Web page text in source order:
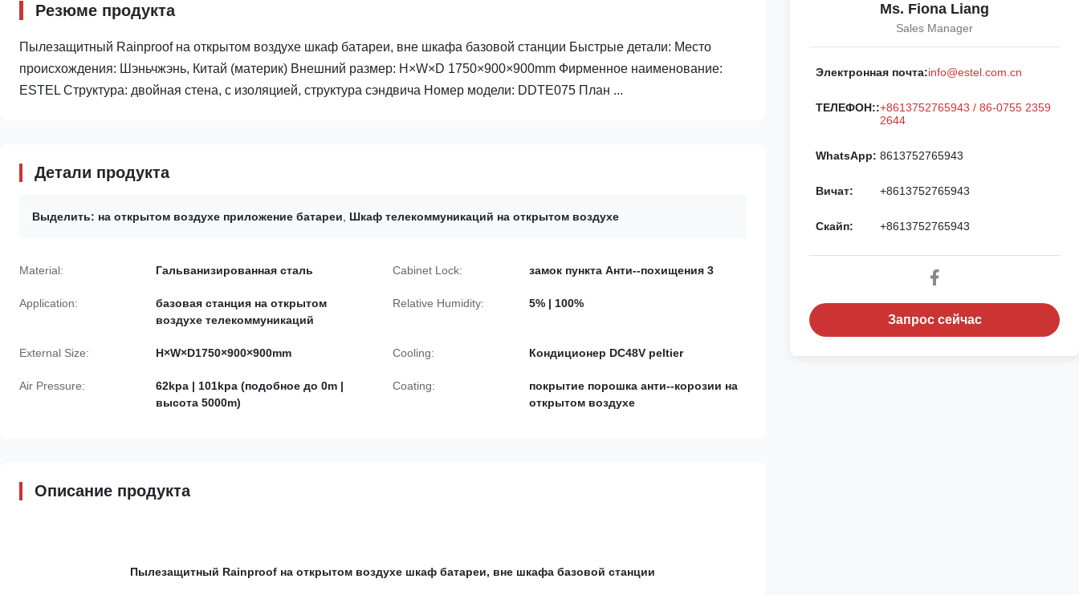
Резюме продукта
Пылезащитный Rainproof на открытом воздухе шкаф батареи, вне шкафа базовой станции Быстрые детали: Место
происхождения: Шэньчжэнь, Китай (материк) Внешний размер: H×W×D 1750×900×900mm Фирменное наименование:
ESTEL Структура: двойная стена, с изоляцией, структура сэндвича Номер модели: DDTE075 План ...
Детали продукта
Выделить: на открытом воздухе приложение батареи Шкаф телекоммуникаций на открытом воздухе
Material: Гальванизированная сталь Cabinet Lock: замок пункта Анти--похищения 3
Application:
базовая станция на открытом
воздухе телекоммуникаций
Relative Humidity: 5% | 100%
External Size: H×W×D1750×900×900mm Cooling: Кондиционер DC48V peltier
Air Pressure:
62kpa | 101kpa (подобное до 0m |
высота 5000m)
Coating:
покрытие порошка анти--корозии на
открытом воздухе
Описание продукта
Пылезащитный Rainproof на открытом воздухе шкаф батареи, вне шкафа базовой станции
Ms. Fiona Liang
Sales Manager
Электронная почта:info@estel.com.cn
ТЕЛЕФОН::+8613752765943 / 86-0755 2359
2644
WhatsApp: 8613752765943
Вичат: +8613752765943
Скайп: +8613752765943
Запрос сейчас